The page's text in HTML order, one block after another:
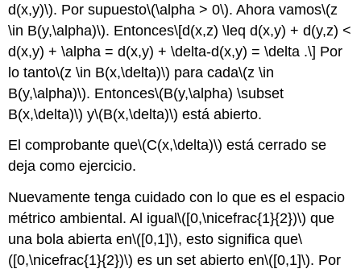
d(x,y)\). Por supuesto\(\alpha > 0\). Ahora vamos\(z
\in B(y,\alpha)\). Entonces\[d(x,z) \leq d(x,y) + d(y,z) <
d(x,y) + \alpha = d(x,y) + \delta-d(x,y) = \delta .\] Por
lo tanto\(z \in B(x,\delta)\) para cada\(z \in
B(y,\alpha)\). Entonces\(B(y,\alpha) \subset
B(x,\delta)\) y\(B(x,\delta)\) está abierto.
El comprobante que\(C(x,\delta)\) está cerrado se
deja como ejercicio.
Nuevamente tenga cuidado con lo que es el espacio
métrico ambiental. Al igual\([0,\nicefrac{1}{2})\) que
una bola abierta en\([0,1]\), esto significa que\
([0,\nicefrac{1}{2})\) es un set abierto en\([0,1]\). Por